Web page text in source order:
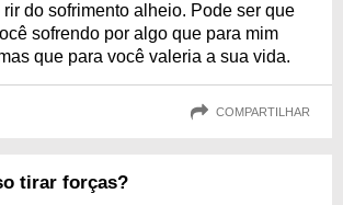
do sofrimento alheio. Pode ser que
sofrendo por algo que para mim
que para você valeria a sua vida.
COMPARTILHAR
tirar forças?